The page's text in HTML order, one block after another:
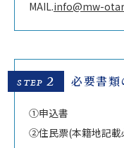
MAIL.info@mw-
STEP 2 必要書類
①申込書
②住民票(本籍地記載